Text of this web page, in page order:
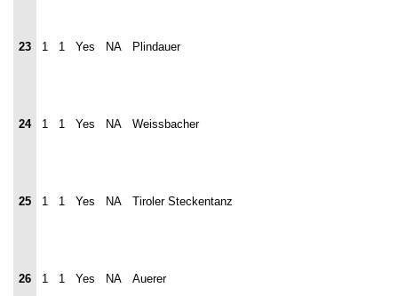
23 1 1 Yes NA Plindauer
24 1 1 Yes NA Weissbacher
25 1 1 Yes NA Tiroler Steckentanz
26 1 1 Yes NA Auerer